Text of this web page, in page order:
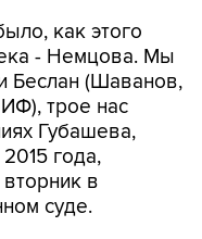
как этого
- Немцова. Мы
Беслан (Шаванов,
трое нас
Губашева,
года,
в
суде.